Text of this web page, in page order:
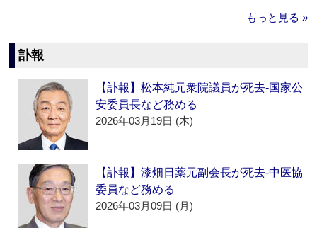
もっと見る »
訃報
【訃報】松本純元衆院議員が死去‐国家公
安委員長など務める
2026年03月19日 (木)
【訃報】漆畑日薬元副会長が死去‐中医協
委員など務める
2026年03月09日 (月)